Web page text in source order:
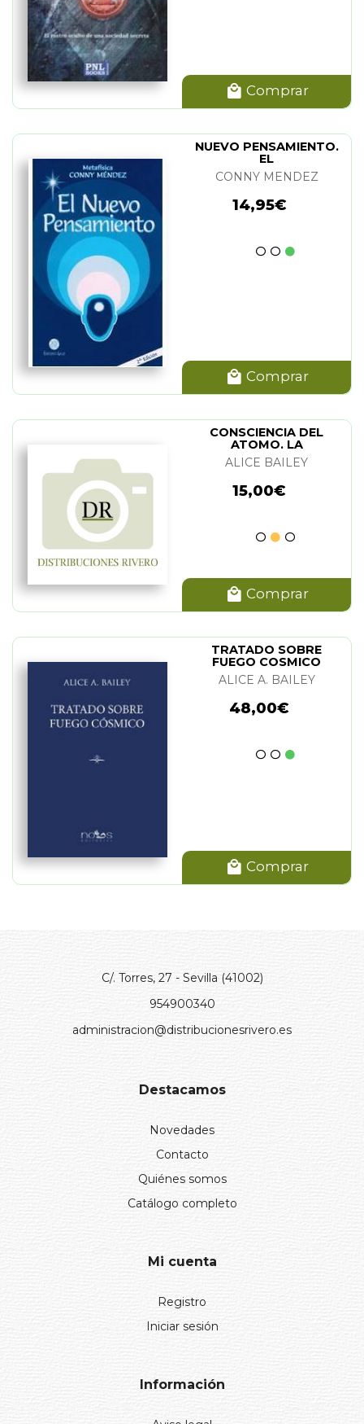
Comprar
NUEVO PENSAMIENTO.
EL
CONNY MENDEZ
14,95€
Comprar
CONSCIENCIA DEL
ATOMO. LA
ALICE BAILEY
15,00€
Comprar
TRATADO SOBRE
FUEGO COSMICO
ALICE A. BAILEY
48,00€
Comprar
C/. Torres, 27 - Sevilla (41002)
954900340
administracion@distribucionesrivero.es
Destacamos
Novedades
Contacto
Quiénes somos
Catálogo completo
Mi cuenta
Registro
Iniciar sesión
Información